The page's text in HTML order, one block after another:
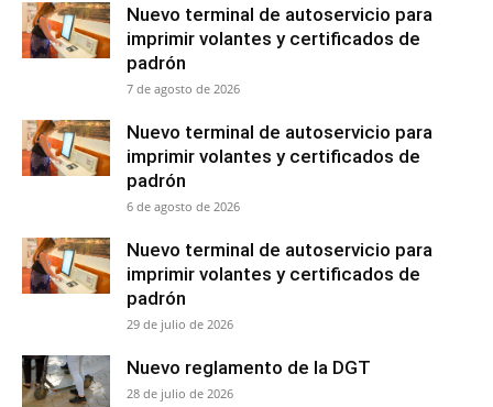
Nuevo terminal de autoservicio para
imprimir volantes y certificados de
padrón
7 de agosto de 2026
Nuevo terminal de autoservicio para
imprimir volantes y certificados de
padrón
6 de agosto de 2026
Nuevo terminal de autoservicio para
imprimir volantes y certificados de
padrón
29 de julio de 2026
Nuevo reglamento de la DGT
28 de julio de 2026